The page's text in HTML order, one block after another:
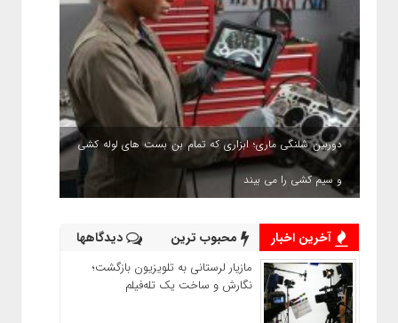
دوربین شلنگی ماری؛ ابزاری که تمام بن بست های لوله کشی
و سیم کشی را می بیند
آخرین اخبار محبوب ترین دیدگاهها
مازیار لرستانی به تلویزیون بازگشت؛
نگارش و ساخت یک تله‌فیلم